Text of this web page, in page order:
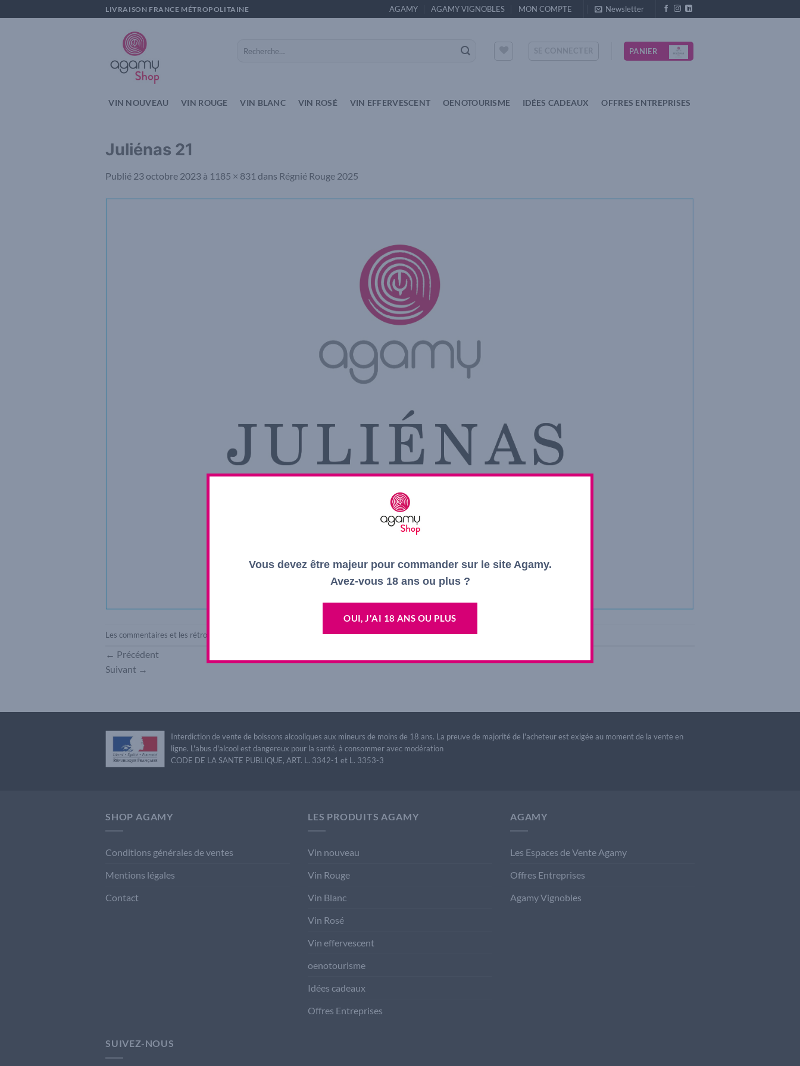
au
LIVRAISON FRANCE MÉTROPOLITAINE AGAMY AGAMY VIGNOBLES MON COMPTE Newsletter
pour :
PANIER
VIN NOUVEAU VIN ROUGE VIN BLANC VIN ROSÉ VIN EFFERVESCENT OENOTOURISME IDÉES CADEAUX OFFRES ENTREPRISES
Juliénas 21
Publié 23 octobre 2023 à 1185 × 831 dans Régnié Rouge 2025
Les commentaires et les rétroliens sont actuellement fermés.
← Précédent
Suivant →
Interdiction de vente de boissons alcooliques aux mineurs de moins de 18 ans. La preuve de majorité de l'acheteur est exigée au moment de la vente en
ligne. L'abus d'alcool est dangereux pour la santé, à consommer avec modération
CODE DE LA SANTE PUBLIQUE, ART. L. 3342-1 et L. 3353-3
SHOP AGAMY
Conditions générales de ventes
Mentions légales
Contact
LES PRODUITS AGAMY
Vin nouveau
Vin Rouge
Vin Blanc
Vin Rosé
Vin effervescent
oenotourisme
Idées cadeaux
Offres Entreprises
AGAMY
Les Espaces de Vente Agamy
Offres Entreprises
Agamy Vignobles
SUIVEZ-NOUS
Vous devez être majeur pour commander sur le site Agamy.
Avez-vous 18 ans ou plus ?
OUI, J'AI 18 ANS OU PLUS